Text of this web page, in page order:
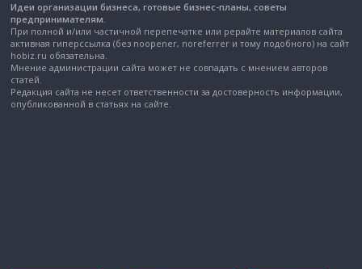
Идеи организации бизнеса, готовые бизнес-планы, советы
предпринимателям.
При полной и/или частичной перепечатке или рерайте материалов сайта
активная гиперссылка (без noopener, noreferrer и тому подобного) на сайт
hobiz.ru обязательна.
Мнение администрации сайта может не совпадать с мнением авторов
статей.
Редакция сайта не несет ответственности за достоверность информации,
опубликованной в статьях на сайте.